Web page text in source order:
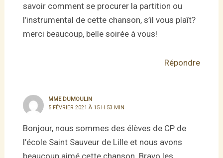
savoir comment se procurer la partition ou
l’instrumental de cette chanson, s’il vous plaît?
merci beaucoup, belle soirée à vous!
Répondre
MME DUMOULIN
5 FÉVRIER 2021 À 15 H 53 MIN
Bonjour, nous sommes des élèves de CP de
l’école Saint Sauveur de Lille et nous avons